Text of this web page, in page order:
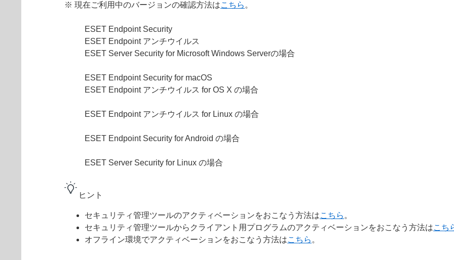
※ 現在ご利用中のバージョンの確認方法はこちら 。
ESET Endpoint Security
ESET Endpoint アンチウイルス
ESET Server Security for Microsoft Windows Serverの場合
ESET Endpoint Security for macOS
ESET Endpoint アンチウイルス for OS X の場合
ESET Endpoint アンチウイルス for Linux の場合
ESET Endpoint Security for Android の場合
ESET Server Security for Linux の場合
ヒント
セキュリティ管理ツールのアクティベーションをおこなう方法はこちら 。
セキュリティ管理ツールからクライアント用プログラムのアクティベーションをおこなう方法はこち
オフライン環境でアクティベーションをおこなう方法はこちら 。